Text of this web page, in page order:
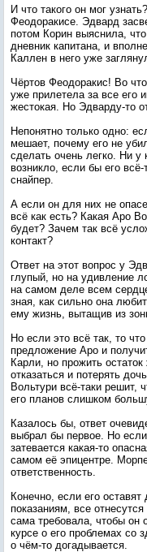
И что такого он мог
Феодоракисе. Эдвард
потом Корин выяснила,
дневник капитана, и
Каллен в него уже
Чёртов Феодоракис! Во
уже прилетела за все его
жестокая. Но Эдварду-то
Непонятно только одно:
мешает, почему его не
сделать очень легко. Ни у
возникло, если бы его
снайпер.
А если он для них не
всё как есть? Какая Аро
будет? Зачем так всё
контакт?
Ответ на этот вопрос у
глупый, но на удивление
на самом деле всем
зная, как сильно она
ему жизнь, вытащив из
Но если это всё так, то
предложение Аро и
Карли, но прожить
отказаться и потерять
Вольтури всё-таки решит,
его планов слишком
Казалось бы, ответ
выбрал бы первое. Но
затевается какая-то
самом её эпицентре.
ответственность.
Конечно, если его
показаниям, все
сама требовала, чтобы он
курсе о его проблемах со
о чём-то догадывается.